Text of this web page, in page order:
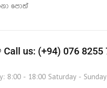
පොත්
Call us: (+94) 076
8:00 - 18:00 Saturday -